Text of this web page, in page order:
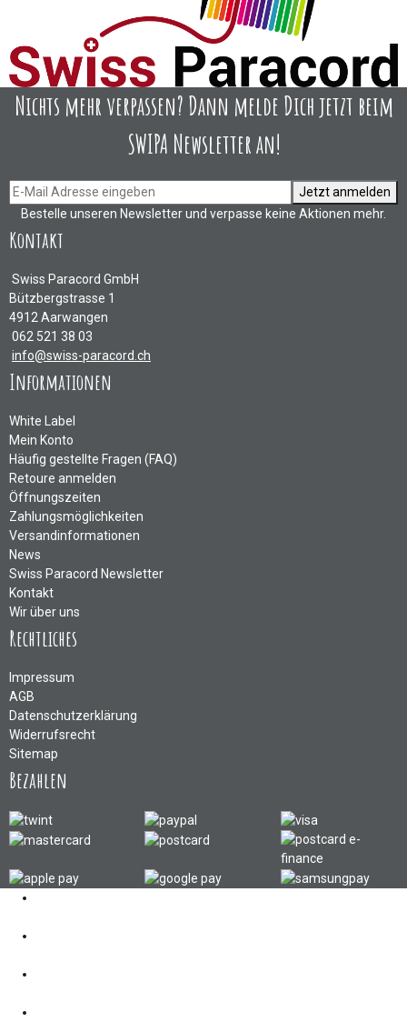
Nichts mehr verpassen? Dann melde Dich jetzt beim
SWIPA Newsletter an!
Jetzt anmelden
Bestelle unseren Newsletter und verpasse keine Aktionen mehr.
Kontakt
Swiss Paracord GmbH
Bützbergstrasse 1
4912 Aarwangen
062 521 38 03
info@swiss-paracord.ch
Informationen
White Label
Mein Konto
Häufig gestellte Fragen (FAQ)
Retoure anmelden
Öffnungszeiten
Zahlungsmöglichkeiten
Versandinformationen
News
Swiss Paracord Newsletter
Kontakt
Wir über uns
Rechtliches
Impressum
AGB
Datenschutzerklärung
Widerrufsrecht
Sitemap
Bezahlen